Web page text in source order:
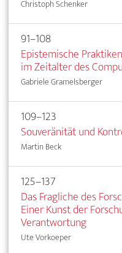
Christoph Schenker
91–108
Epistemische
im Zeitalter des
Gabriele Gramelsberger
109–123
Souveränität und
Martin Beck
125–137
Das Fragliche des
Einer Kunst der
Verantwortung
Ute Vorkoeper